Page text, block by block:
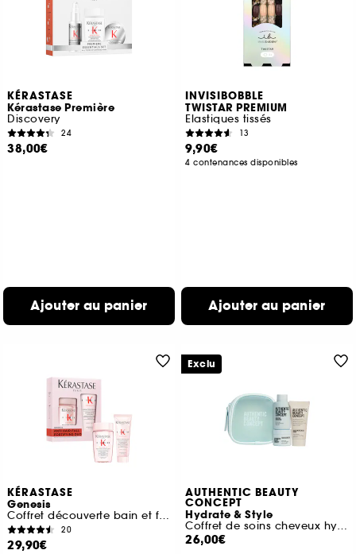
KÉRASTASE
Kérastase Première
Discovery
24
38,00€
Ajouter au panier
INVISIBOBBLE
TWISTAR PREMIUM
Elastiques tissés
13
9,90€
4 contenances disponibles
Ajouter au panier
KÉRASTASE
Genesis
Coffret découverte bain et fondant genesis pour cheveux fragilisés
20
29,90€
AUTHENTIC BEAUTY
CONCEPT
Hydrate & Style
Coffret de soins cheveux hydratation et volume
26,00€
Exclu